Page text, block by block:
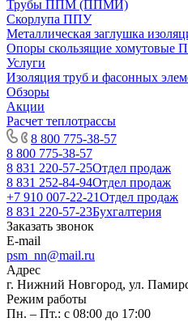
Трубы ППМ (ППМИ)
Скорлупа ППУ
Металлическая заглушка
Опоры скользящие
Услуги
Изоляция труб и фасонных
Обзоры
Акции
Расчет теплотрассы
8 800 775-38-57
8 800 775-38-57
8 831 220-57-25Отдел продаж
8 831 252-84-94Отдел продаж
+7 910 007-22-21Отдел продаж
8 831 220-57-23Бухгалтерия
Заказать звонок
E-mail
psm_nn@mail.ru
Адрес
г. Нижний Новгород, ул.
Режим работы
Пн. – Пт.: с 08:00 до 17:00